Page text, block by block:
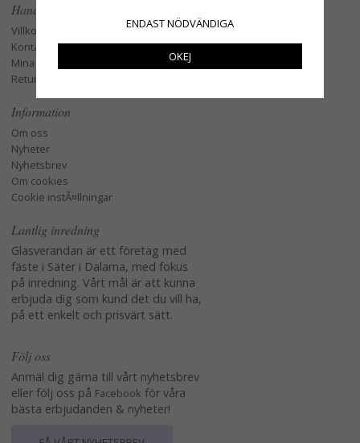
Handla
Villkor
Kontakta oss
Mina favoriter
Retur och Reklamation
Information
Om oss
Nyheter
Nyhetsbrev
Om cookies
Cookie instÃ¤llningar
Lantlig inredning
Glasverandan är ett företag med
fäste i Säter i Dalarna, med fokus
på inredning. Vårt mål är att kunna
erbjuda dig som kund det du vill ha,
på ett enkelt och prisvärt sätt.
Följ oss
Anmäl dig gärna till vårt nyhetsbrev
eller följ oss på Facebook för våra
bästa erbjudanden & nyheter!
ENDAST NÖDVÄNDIGA
OKEJ